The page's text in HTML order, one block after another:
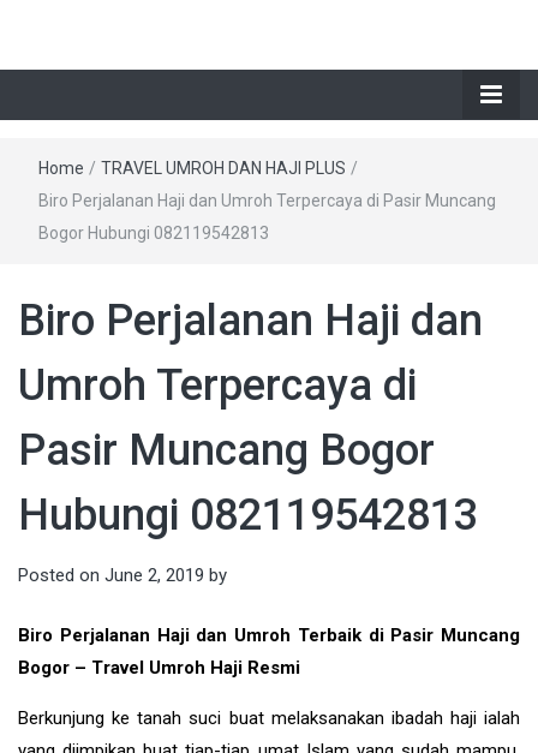
Home / TRAVEL UMROH DAN HAJI PLUS /
Biro Perjalanan Haji dan Umroh Terpercaya di Pasir Muncang
Bogor Hubungi 082119542813
Biro Perjalanan Haji dan
Umroh Terpercaya di
Pasir Muncang Bogor
Hubungi 082119542813
Posted on June 2, 2019 by
Biro Perjalanan Haji dan Umroh Terbaik di Pasir Muncang
Bogor – Travel Umroh Haji Resmi
Berkunjung ke tanah suci buat melaksanakan ibadah haji ialah